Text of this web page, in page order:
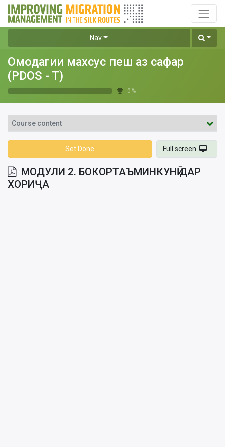
Nav
Омодагии махсус пеш аз сафар
(PDOS - T)
0 %
Course content
МОДУЛИ 2. БОКОРТАЪМИНКУНӢ ДАР
ХОРИҶА
Set Done Full screen